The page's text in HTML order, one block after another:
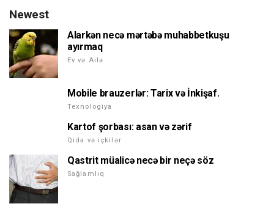
Newest
Alarkən necə mərtəbə muhabbetkuşu
ayırmaq
Ev və Ailə
Mobile brauzerlər: Tarix və İnkişaf.
Texnologiya
Kartof şorbası: asan və zərif
Qida və içkilər
Qastrit müalicə necə bir neçə söz
Sağlamlıq